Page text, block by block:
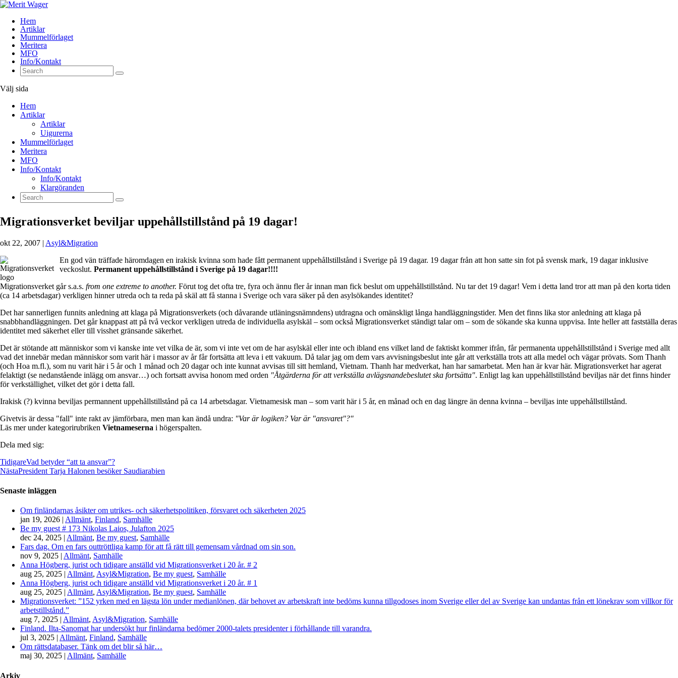
Hem
Artiklar
Mummelförlaget
Meritera
MFO
Info/Kontakt
Välj sida
Hem
Artiklar
Artiklar
Uigurerna
Mummelförlaget
Meritera
MFO
Info/Kontakt
Info/Kontakt
Klargöranden
Migrationsverket beviljar uppehållstillstånd på 19 dagar!
okt 22, 2007 | Asyl&Migration
En god vän träffade häromdagen en irakisk kvinna som hade fått permanent uppehållstillstånd i Sverige på 19 dagar. 19 dagar från att hon satte sin fot på svensk mark, 19 dagar inklusive
veckoslut. Permanent uppehållstillstånd i Sverige på 19 dagar!!!!
Migrationsverket går s.a.s. from one extreme to another. Förut tog det ofta tre, fyra och ännu fler år innan man fick beslut om uppehållstillstånd. Nu tar det 19 dagar! Vem i detta land tror att man på den korta tiden
(ca 14 arbetsdagar) verkligen hinner utreda och ta reda på skäl att få stanna i Sverige och vara säker på den asylsökandes identitet?
Det har sannerligen funnits anledning att klaga på Migrationsverkets (och dåvarande utläningsnämndens) utdragna och omänskligt långa handläggningstider. Men det finns lika stor anledning att klaga på
snabbhandläggningen. Det går knappast att på två veckor verkligen utreda de individuella asylskäl – som också Migrationsverket ständigt talar om – som de sökande ska kunna uppvisa. Inte heller att fastställa deras
identitet med säkerhet eller till visshet gränsande säkerhet.
Det är stötande att människor som vi kanske inte vet vilka de är, som vi inte vet om de har asylskäl eller inte och ibland ens vilket land de faktiskt kommer ifrån, får permanenta uppehållstillstånd i Sverige med allt
vad det innebär medan människor som varit här i massor av år får fortsätta att leva i ett vakuum. Då talar jag om dem vars avvisningsbeslut inte går att verkställa trots att alla medel och vägar prövats. Som Thanh
(och Hoa m.fl.), som nu varit här i 5 år och 1 månad och 20 dagar och inte kunnat avvisas till sitt hemland, Vietnam. Thanh har medverkat, han har samarbetat. Men han är kvar här. Migrationsverket har agerat
felaktigt (se nedanstående inlägg om ansvar…) och fortsatt avvisa honom med orden "Åtgärderna för att verkställa avlägsnandebeslutet ska fortsätta". Enligt lag kan uppehållstillstånd beviljas när det finns hinder
för verkställighet, vilket det gör i detta fall.
Irakisk (?) kvinna beviljas permannent uppehållstillstånd på ca 14 arbetsdagar. Vietnamesisk man – som varit här i 5 år, en månad och en dag längre än denna kvinna – beviljas inte uppehållstillstånd.
Givetvis är dessa "fall" inte rakt av jämförbara, men man kan ändå undra: "Var är logiken? Var är "ansvaret"?"
Läs mer under kategorirubriken Vietnameserna i högerspalten.
Dela med sig:
TidigareVad betyder “att ta ansvar”?
NästaPresident Tarja Halonen besöker Saudiarabien
Senaste inläggen
Om finländarnas åsikter om utrikes- och säkerhetspolitiken, försvaret och säkerheten 2025
jan 19, 2026 | Allmänt, Finland, Samhälle
Be my guest # 173 Nikolas Laios, Julafton 2025
dec 24, 2025 | Allmänt, Be my guest, Samhälle
Fars dag. Om en fars outtröttliga kamp för att få rätt till gemensam vårdnad om sin son.
nov 9, 2025 | Allmänt, Samhälle
Anna Högberg, jurist och tidigare anställd vid Migrationsverket i 20 år. # 2
aug 25, 2025 | Allmänt, Asyl&Migration, Be my guest, Samhälle
Anna Högberg, jurist och tidigare anställd vid Migrationsverket i 20 år. # 1
aug 25, 2025 | Allmänt, Asyl&Migration, Be my guest, Samhälle
Migrationsverket: ”152 yrken med en lägsta lön under medianlönen, där behovet av arbetskraft inte bedöms kunna tillgodoses inom Sverige eller del av Sverige kan undantas från ett lönekrav som villkor för
arbetstillstånd.”
aug 7, 2025 | Allmänt, Asyl&Migration, Samhälle
Finland. Ilta-Sanomat har undersökt hur finländarna bedömer 2000-talets presidenter i förhållande till varandra.
jul 3, 2025 | Allmänt, Finland, Samhälle
Om rättsdatabaser. Tänk om det blir så här…
maj 30, 2025 | Allmänt, Samhälle
Arkiv